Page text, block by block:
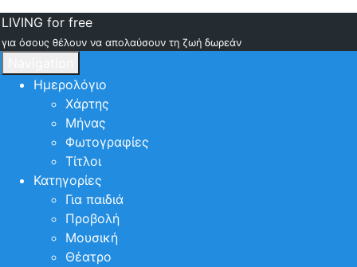
LIVING for free
για όσους θέλουν να απολαύσουν τη ζωή δωρεάν
Ημερολόγιο
Χάρτης
Μήνας
Φωτογραφίες
Τίτλοι
Κατηγορίες
Για παιδιά
Προβολή
Μουσική
Θέατρο